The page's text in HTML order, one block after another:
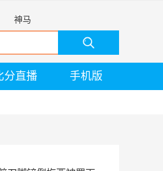
神马
分直播 手机版